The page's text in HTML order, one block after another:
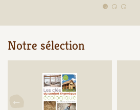
Notre sélection